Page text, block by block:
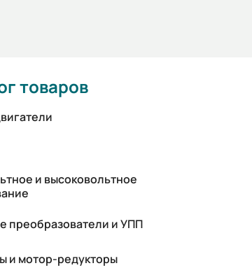
товаров
и высоковольтное
преобразователи и УПП
и мотор-редукторы